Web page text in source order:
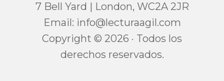
7 Bell Yard | London, WC2A 2JR
Email: moc.ligaarutcel@ofni
Copyright © 2026 · Todos los
derechos reservados.